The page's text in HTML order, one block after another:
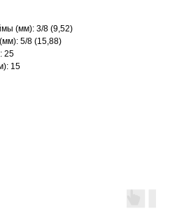
(мм): 3/8 (9,52)
5/8 (15,88)
25
15